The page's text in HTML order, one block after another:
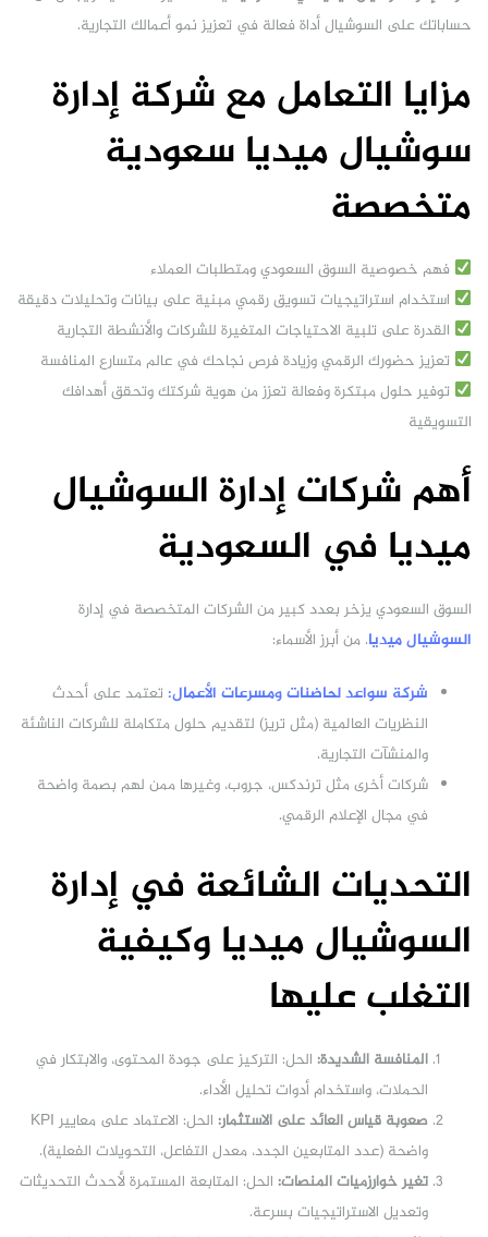
حساباتك على السوشيال أداة فعالة في تعزيز نمو أعمالك التجارية.
مزايا التعامل مع شركة إدارة
سوشيال ميديا سعودية
متخصصة
فهم خصوصية السوق السعودي ومتطلبات العملاء
استخدام استراتيجيات تسويق رقمي مبنية على بيانات وتحليلات دقيقة
القدرة على تلبية الاحتياجات المتغيرة للشركات والأنشطة التجارية
تعزيز حضورك الرقمي وزيادة فرص نجاحك في عالم متسارع المنافسة
توفير حلول مبتكرة وفعالة تعزز من هوية شركتك وتحقق أهدافك
التسويقية
أهم شركات إدارة السوشيال
ميديا في السعودية
السوق السعودي يزخر بعدد كبير من الشركات المتخصصة في إدارة
السوشيال ميديا. من أبرز الأسماء:
شركة سواعد لحاضنات ومسرعات الأعمال: تعتمد على أحدث
النظريات العالمية (مثل تريز) لتقديم حلول متكاملة للشركات الناشئة
والمنشآت التجارية.
شركات أخرى مثل ترندكس، جروب، وغيرها ممن لهم بصمة واضحة
في مجال الإعلام الرقمي.
التحديات الشائعة في إدارة
السوشيال ميديا وكيفية
التغلب عليها
المنافسة الشديدة: الحل: التركيز على جودة المحتوى، والابتكار في
الحملات، واستخدام أدوات تحليل الأداء.
صعوبة قياس العائد على الاستثمار:
الحل: الاعتماد على معايير KPI
واضحة (عدد المتابعين الجدد، معدل التفاعل، التحويلات الفعلية).
تغير خوارزميات المنصات: الحل: المتابعة المستمرة لأحدث التحديثات
وتعديل الاستراتيجيات بسرعة.